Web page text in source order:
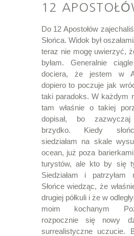
12
Do 12 Apostołów
Słońca. Widok był
teraz nie mogę uwierzyć,
byłam. Generalnie
dociera, że jestem w
dopiero to poczuje jak
taki paradoks. W każdym
tam właśnie o takiej
dopisał, bo
brzydko. Kiedy
siedziałam na skale
ocean, już poza
turystów, ale kto by się
Siedziałam i patrzyłam
Słońce wiedząc, że
drugiej półkuli i że w
moim kochanym
rozpocznie się nowy
surrealistyczne uczucie.